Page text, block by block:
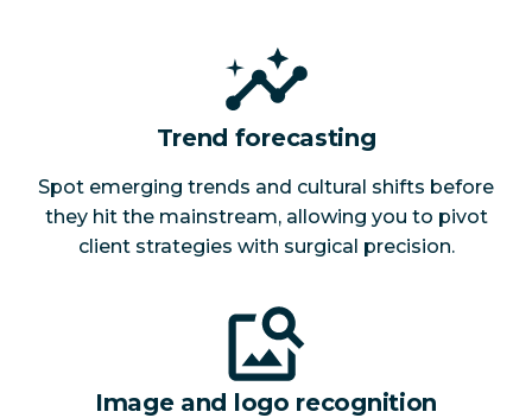
Trend forecasting
Spot emerging trends and cultural shifts before
they hit the mainstream, allowing you to pivot
client strategies with surgical precision.
Image and logo recognition